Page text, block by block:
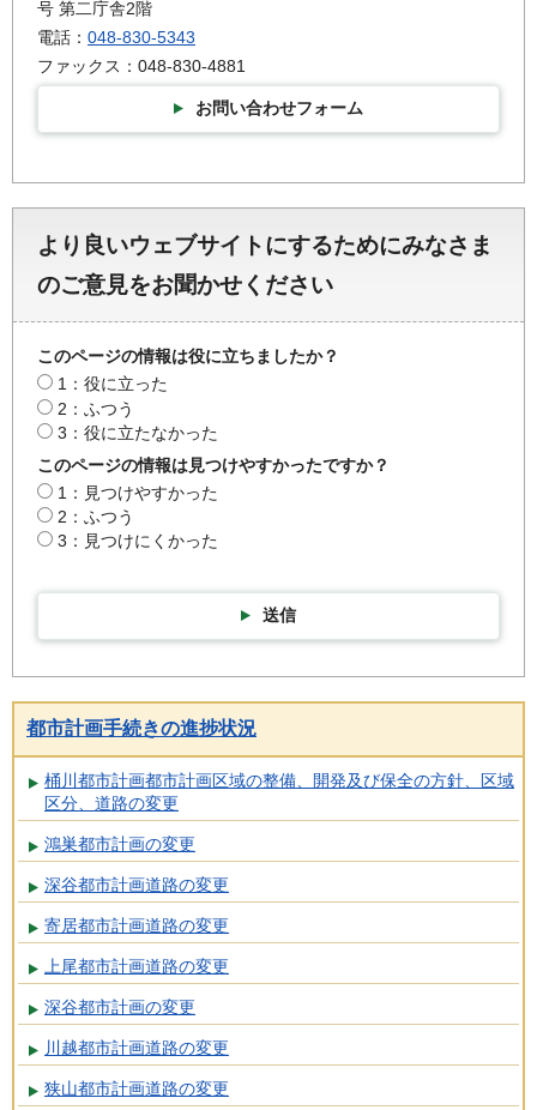
号 第二庁舎2階
電話： 048-830-5343
ファックス：048-830-4881
お問い合わせフォーム
より良いウェブサイトにするためにみなさま
のご意見をお聞かせください
このページの情報は役に立ちましたか？
1：役に立った
2：ふつう
3：役に立たなかった
このページの情報は見つけやすかったですか？
1：見つけやすかった
2：ふつう
3：見つけにくかった
送信
都市計画手続きの進捗状況
桶川都市計画都市計画区域の整備、開発及び保全の方針、区域
区分、道路の変更
鴻巣都市計画の変更
深谷都市計画道路の変更
寄居都市計画道路の変更
上尾都市計画道路の変更
深谷都市計画の変更
川越都市計画道路の変更
狭山都市計画道路の変更